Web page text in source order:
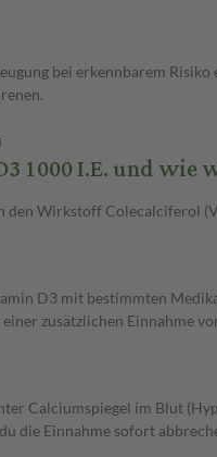
bei erkennbarem
1000 I.E. und wie
den Wirkstoff Colecalciferol
D3 mit bestimmten
zusätzlichen Einnahme
Calciumspiegel im Blut
die Einnahme sofort